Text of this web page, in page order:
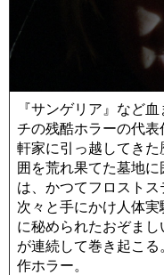
『サンゲリア』など
チの残酷ホラーの代
軒家に引っ越してき
囲を荒れ果てた墓地
は、かつてフロスト
次々と手にかけ人体
に秘められたおぞま
が連続して巻き起こ
作ホラー。